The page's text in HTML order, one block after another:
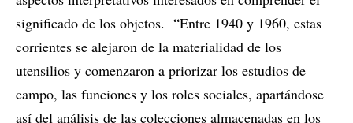
significado de los objetos. “Entre 1940 y 1960, estas
corrientes se alejaron de la materialidad de los
utensilios y comenzaron a priorizar los estudios de
campo, las funciones y los roles sociales, apartándose
así del análisis de las colecciones almacenadas en los